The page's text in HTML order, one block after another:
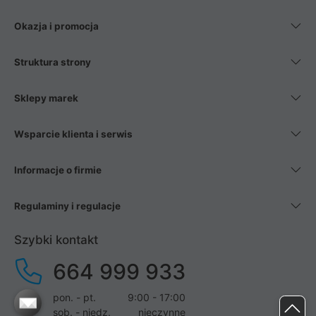
Okazja i promocja
Struktura strony
Sklepy marek
Wsparcie klienta i serwis
Informacje o firmie
Regulaminy i regulacje
Szybki kontakt
664 999 933
pon. - pt.
9:00 - 17:00
sob. - niedz.
nieczynne